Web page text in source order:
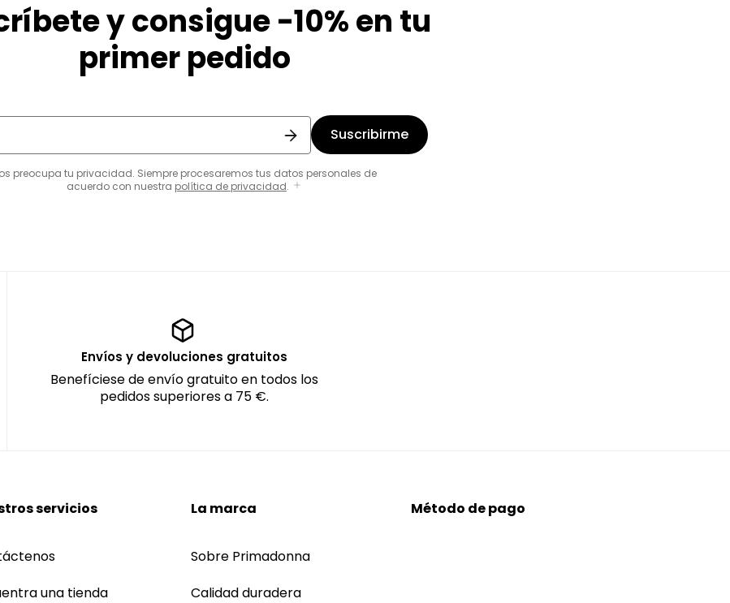
y consigue -10% en tu
primer pedido
preocupa tu privacidad. Siempre procesaremos tus datos personales de
acuerdo con nuestra política de privacidad.
Suscribirme
Envíos y devoluciones gratuitos
Benefíciese de envío gratuito en todos los
pedidos superiores a 75 €.
servicios
una tienda
La marca
Sobre Primadonna
Calidad duradera
Método de pago